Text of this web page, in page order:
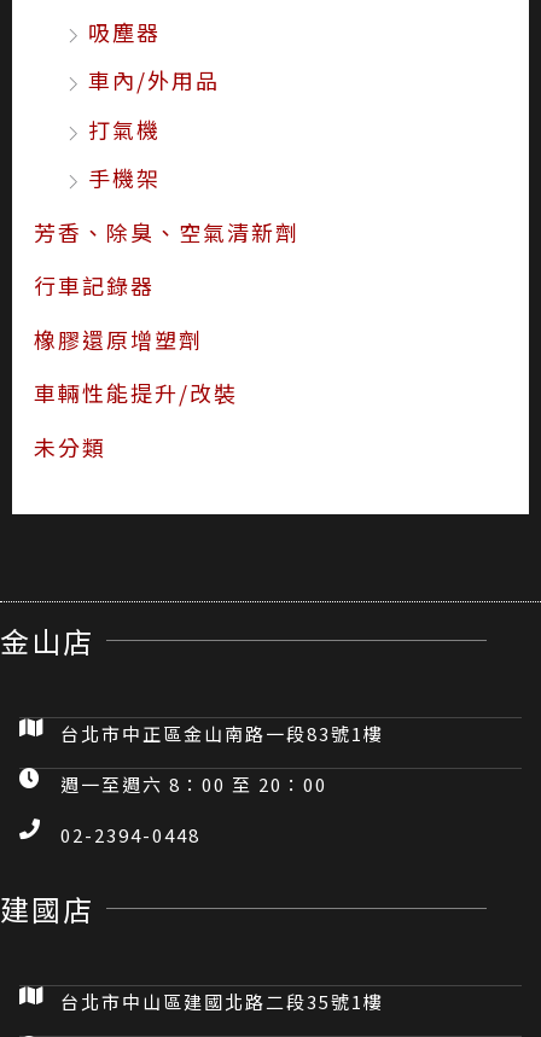
吸塵器
車內/外用品
打氣機
手機架
芳香、除臭、空氣清新劑
行車記錄器
橡膠還原增塑劑
車輛性能提升/改裝
未分類
金山店
台北市中正區金山南路一段83號1樓
週一至週六 8：00 至 20：00
02-2394-0448
建國店
台北市中山區建國北路二段35號1樓